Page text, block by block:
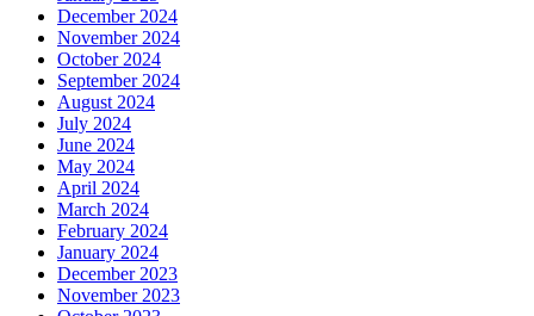
December 2024
November 2024
October 2024
September 2024
August 2024
July 2024
June 2024
May 2024
April 2024
March 2024
February 2024
January 2024
December 2023
November 2023